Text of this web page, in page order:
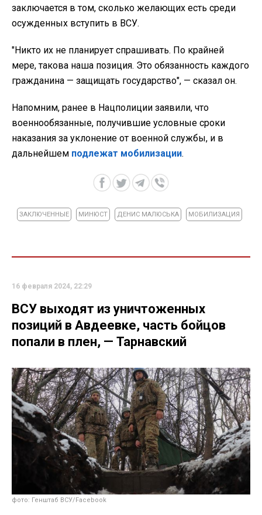
заключается в том, сколько желающих есть среди
осужденных вступить в ВСУ.
"Никто их не планирует спрашивать. По крайней
мере, такова наша позиция. Это обязанность каждого
гражданина — защищать государство", — сказал он.
Напомним, ранее в Нацполиции заявили, что
военнообязанные, получившие условные сроки
наказания за уклонение от военной службы, и в
дальнейшем подлежат мобилизации.
ЗАКЛЮЧЕННЫЕ МИНЮСТ ДЕНИС МАЛЮСЬКА МОБИЛИЗАЦИЯ
16 февраля 2024, 22:29
ВСУ выходят из уничтоженных
позиций в Авдеевке, часть бойцов
попали в плен, — Тарнавский
фото: Генштаб ВСУ/Facebook